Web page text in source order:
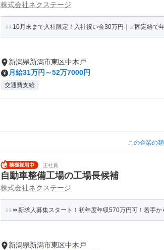
株式会社ネクステージ
10月末まで入社限定！入社祝い金30万円｜✅固定給で
新潟県新潟市東区中木戸
月給31万円～52万7000円
交通費支給
この企業の
正社員
自動車整備工場の工場長候補
株式会社ネクステージ
⏩️新求人募集スタート！初年度年収570万円可！若手
新潟県新潟市東区中木戸